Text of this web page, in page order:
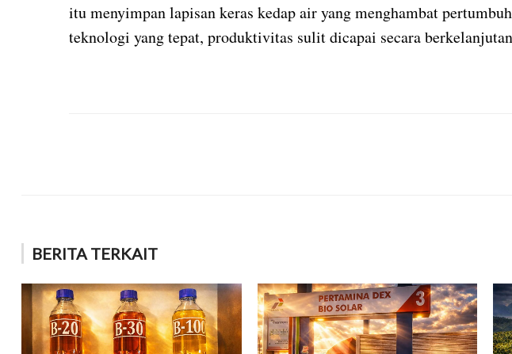
itu menyimpan lapisan keras kedap air yang menghambat
teknologi yang tepat, produktivitas sulit dicapai secara
BERITA TERKAIT